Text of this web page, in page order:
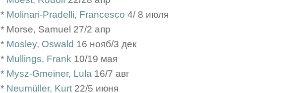
* Molinari-Pradelli, Francesco 4/ 8 июля
* Morse, Samuel 27/2 апр
* Mosley, Oswald 16 нояб/3 дек
* Mullings, Frank 10/19 мая
* Mysz-Gmeiner, Lula 16/7 авг
* Neumüller, Kurt 22/5 июня